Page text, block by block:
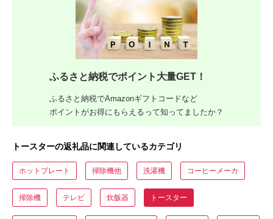
ふるさと納税でポイント大量GET！
ふるさと納税でAmazonギフトコードなど
ポイントがお得にもらえるって知ってましたか？
トースターの返礼品に関連しているカテゴリ
ホットプレート 掃除機他 洗濯機 コーヒーメーカ
掃除機 テレビ 炊飯器 トースター